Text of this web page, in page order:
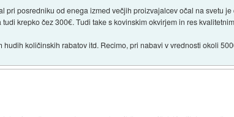
pri posredniku od enega izmed večjih proizvajalcev očal na svetu
krepko čez 300€. Tudi take s kovinskim okvirjem in res
količinskih rabatov itd. Recimo, pri nabavi v vrednosti okoli